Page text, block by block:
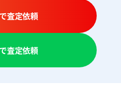
査定依頼
査定依頼